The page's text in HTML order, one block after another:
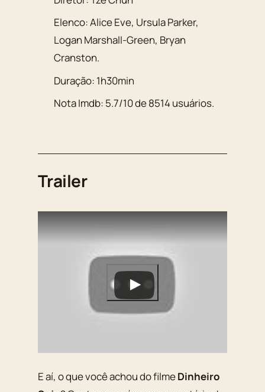
Elenco:Alice Eve, Ursula Parker,
Logan Marshall-Green, Bryan
Cranston.
Duração: 1h30min
Nota Imdb: 5.7/10de8514usuários.
Trailer
E aí, o que você achou do filmeDinheiro